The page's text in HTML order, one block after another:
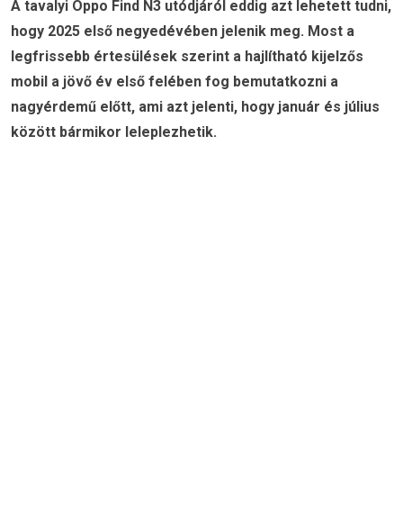
A tavalyi Oppo Find N3 utódjáról eddig azt lehetett tudni,
hogy 2025 első negyedévében jelenik meg. Most a
legfrissebb értesülések szerint a hajlítható kijelzős
mobil a jövő év első felében fog bemutatkozni a
nagyérdemű előtt, ami azt jelenti, hogy január és július
között bármikor leleplezhetik.